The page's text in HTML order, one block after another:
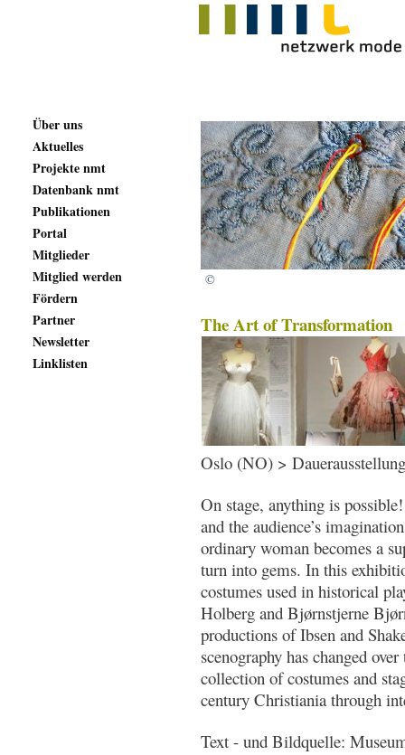
©
The Art of Transformation
Oslo (NO) >
On stage, anything is
and the audience’s
ordinary woman becomes a
turn into gems. In this
costumes used in historical
Holberg and Bjørnstjerne
productions of Ibsen and
scenography has changed
collection of costumes and
century Christiania through
Text - und Bildquelle:
Über uns
Aktuelles
Projekte nmt
Datenbank nmt
Publikationen
Portal
Mitglieder
Mitglied werden
Fördern
Partner
Newsletter
Linklisten